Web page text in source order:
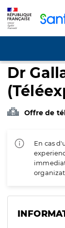
Dr
Offre de
En cas